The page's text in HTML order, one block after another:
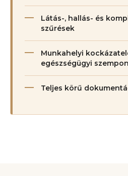
Látás-, hallás- és
szűrések
Munkahelyi
egészségügyi
Teljes körű